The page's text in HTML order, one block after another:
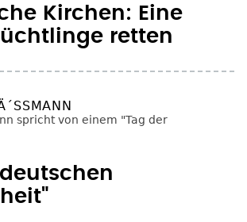
Kirchen: Eine
retten